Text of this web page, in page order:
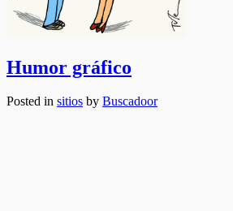
Humor gráfico
Posted in sitios by Buscadoor